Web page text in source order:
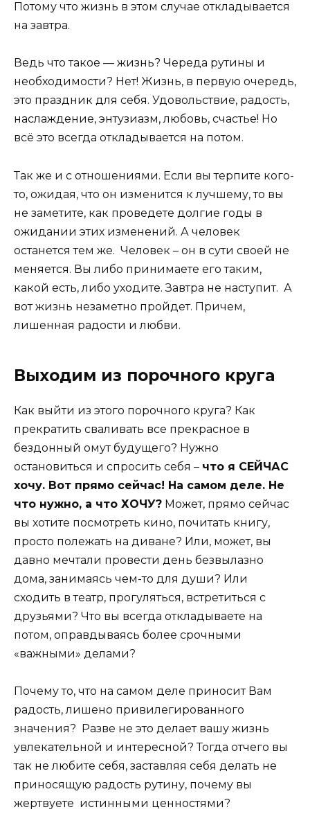
Потому что жизнь в этом случае откладывается
на завтра.
Ведь что такое — жизнь? Череда рутины и
необходимости? Нет! Жизнь, в первую очередь,
это праздник для себя. Удовольствие, радость,
наслаждение, энтузиазм, любовь, счастье! Но
всё это всегда откладывается на потом.
Так же и с отношениями. Если вы терпите кого-
то, ожидая, что он изменится к лучшему, то вы
не заметите, как проведете долгие годы в
ожидании этих изменений. А человек
останется тем же. Человек – он в сути своей не
меняется. Вы либо принимаете его таким,
какой есть, либо уходите. Завтра не наступит. А
вот жизнь незаметно пройдет. Причем,
лишенная радости и любви.
Выходим из порочного круга
Как выйти из этого порочного круга? Как
прекратить сваливать все прекрасное в
бездонный омут будущего? Нужно
остановиться и спросить себя – что я СЕЙЧАС
хочу. Вот прямо сейчас! На самом деле. Не
что нужно, а что ХОЧУ? Может, прямо сейчас
вы хотите посмотреть кино, почитать книгу,
просто полежать на диване? Или, может, вы
давно мечтали провести день безвылазно
дома, занимаясь чем-то для души? Или
сходить в театр, прогуляться, встретиться с
друзьями? Что вы всегда откладываете на
потом, оправдываясь более срочными
«важными» делами?
Почему то, что на самом деле приносит Вам
радость, лишено привилегированного
значения? Разве не это делает вашу жизнь
увлекательной и интересной? Тогда отчего вы
так не любите себя, заставляя себя делать не
приносящую радость рутину, почему вы
жертвуете истинными ценностями?